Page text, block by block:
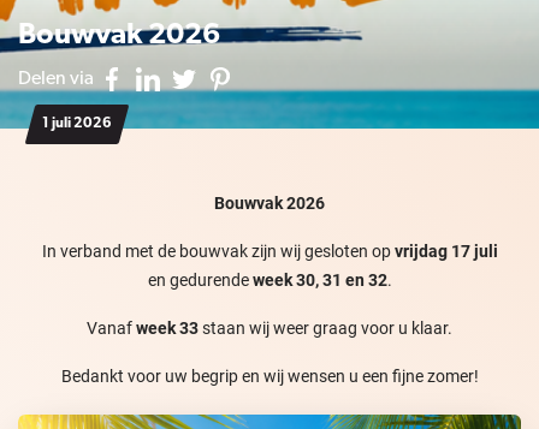
Bouwvak 2026
Delen via
1 juli 2026
Bouwvak 2026
In verband met de bouwvak zijn wij gesloten opvrijdag 17 juli
en gedurendeweek 30, 31 en 32.
Vanafweek 33staan wij weer graag voor u klaar.
Bedankt voor uw begrip en wij wensen u een fijne zomer!